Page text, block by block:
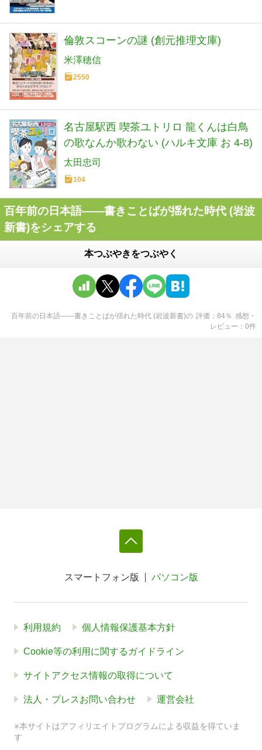
倫敦スコーンの謎 (創元推理文庫)
米澤穂信
2550
名古屋駅西 喫茶ユトリロ 龍くんは白鳥
の歌なんか歌わない (ハルキ文庫 お 4-8)
太田忠司
104
百年前の日本語――書きことばが揺れた時代 (岩波
新書)をシェアする
本つぶやきをつぶやく
百年前の日本語――書きことばが揺れた時代 (岩波新書)の 評価 84％ 感想・
レビュー
0件
スマートフォン版 パソコン版
利用規約 個人情報保護基本方針
Cookie等の利用に関するガイドライン
サイトアクセス情報の取得について
法人・プレスお問い合わせ 運営会社
※本サイトはアフィリエイトプログラムによる収益を得ていま
す